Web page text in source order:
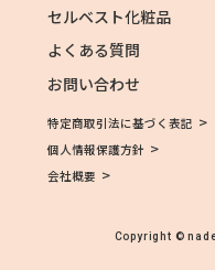
セルベスト化粧品
よくある質問
お問い合わせ
特定商取引法に基づく表記 >
個人情報保護方針 >
会社概要 >
Copyright ©